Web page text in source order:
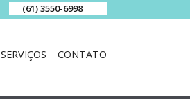
(61) 3550-6998
SERVIÇOS CONTATO